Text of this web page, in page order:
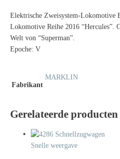
Elektrische Zweisystem-Lokomotive
Lokomotive Reihe 2016 “Hercules”.
Welt von “Superman”.
Epoche: V
Fabrikant
MARKLIN
Gerelateerde producten
Snelle weergave